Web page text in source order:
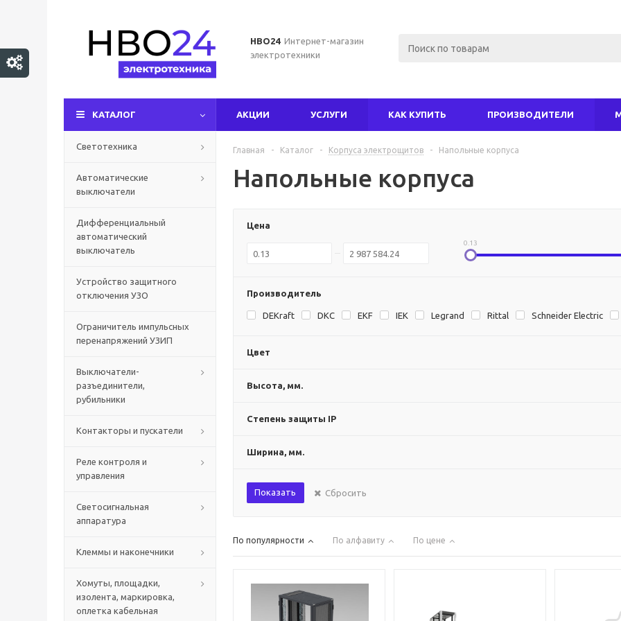
НВО24 Интернет-магазин
электротехники
КАТАЛОГ АКЦИИ УСЛУГИ КАК КУПИТЬ ПРОИЗВОДИТЕЛИ
Светотехника
Автоматические
выключатели
Дифференциальный
автоматический
выключатель
Устройство защитного
отключения УЗО
Ограничитель импульсных
перенапряжений УЗИП
Выключатели-
разъединители,
рубильники
Контакторы и пускатели
Реле контроля и
управления
Светосигнальная
аппаратура
Клеммы и наконечники
Хомуты, площадки,
изолента, маркировка,
оплетка кабельная
Главная - Каталог - Корпуса электрощитов - Напольные корпуса
Напольные корпуса
Цена
0.13
Производитель
DEKraft DKC EKF IEK Legrand Rittal Schneider Electric
Цвет
Высота, мм.
Степень защиты IP
Ширина, мм.
Показать Сбросить
По популярности По алфавиту По цене